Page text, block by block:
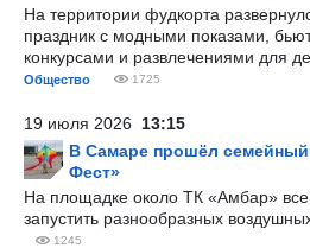
На территории фудкорта
праздник с модными показами,
конкурсами и развлечениями для
Общество 1725
19 июля 2026 13:15
В Самаре прошёл
Фест»
На площадке около ТК «Амбар»
запустить разнообразных
1245